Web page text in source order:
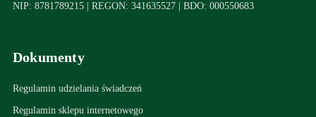
NIP: 8781789215 | REGON: 341635527 | BDO: 000550683
Dokumenty
Regulamin udzielania świadczeń
Regulamin sklepu internetowego